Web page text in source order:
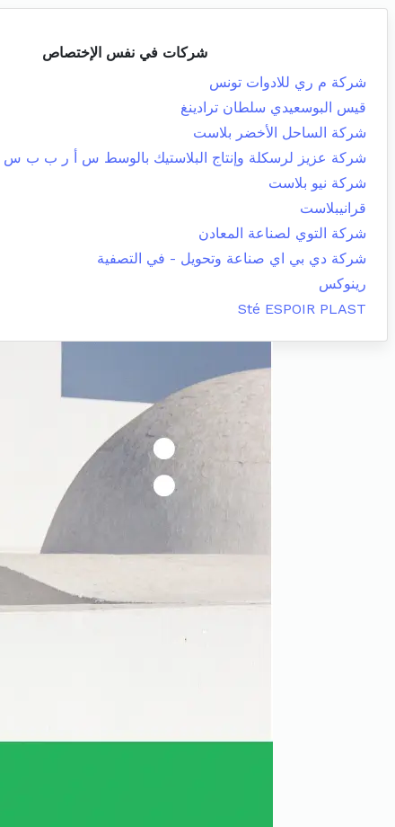
شركات في نفس الإختصاص
شركة م ري للادوات تونس
قيس البوسعيدي سلطان ترادينغ
شركة الساحل الأخضر بلاست
شركة عزيز لرسكلة وإنتاج البلاستيك بالوسط س أ ر ب ب س
شركة نيو بلاست
قرانيبلاست
شركة التوي لصناعة المعادن
شركة دي بي اي صناعة وتحويل - في التصفية
رينوكس
Sté ESPOIR PLAST